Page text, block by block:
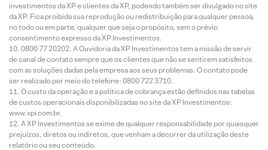
investimentos da XP e clientes da XP, podendo também ser divulgado no site
da XP. Fica proibida sua reprodução ou redistribuição para qualquer pessoa,
no todo ou em parte, qualquer que seja o propósito, sem o prévio
consentimento expresso da XP Investimentos.
0800 77 20202. A Ouvidoria da XP Investimentos tem a missão de servir
de canal de contato sempre que os clientes que não se sentirem satisfeitos
com as soluções dadas pela empresa aos seus problemas. O contato pode
ser realizado por meio do telefone: 0800 722 3710.
O custo da operação e a política de cobrança estão definidos nas tabelas
de custos operacionais disponibilizadas no site da XP Investimentos:
www.xpi.com.br.
A XP Investimentos se exime de qualquer responsabilidade por quaisquer
prejuízos, diretos ou indiretos, que venham a decorrer da utilização deste
relatório ou seu conteúdo.